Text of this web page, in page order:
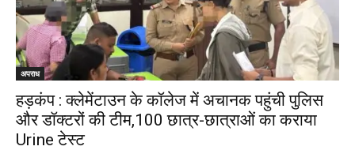
अपराध
हड़कंप : क्लेमेंटाउन के कॉलेज में अचानक पहुंची पुलिस
और डॉक्टरों की टीम,100 छात्र-छात्राओं का कराया
Urine टेस्ट